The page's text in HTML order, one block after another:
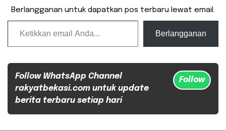
Berlangganan untuk dapatkan pos terbaru lewat email.
Ketikkan email Anda...
Berlangganan
Follow WhatsApp Channel
rakyatbekasi.com untuk update
berita terbaru setiap hari
Follow